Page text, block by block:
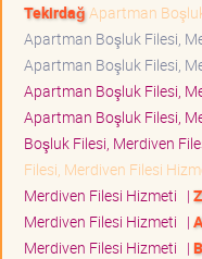
Tekirdağ Apartman
Apartman Boşluk Filesi,
Apartman Boşluk Filesi,
Apartman Boşluk Filesi,
Apartman Boşluk Filesi,
Boşluk Filesi, Merdiven
Filesi, Merdiven Filesi
Merdiven Filesi Hizmeti |
Merdiven Filesi Hizmeti |
Merdiven Filesi Hizmeti |